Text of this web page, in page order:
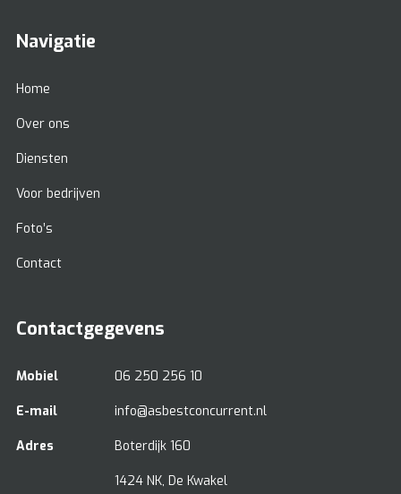
Navigatie
Home
Over ons
Diensten
Voor bedrijven
Foto’s
Contact
Contactgegevens
Mobiel 06 250 256 10
E-mail info@asbestconcurrent.nl
Adres Boterdijk 160
1424 NK, De Kwakel